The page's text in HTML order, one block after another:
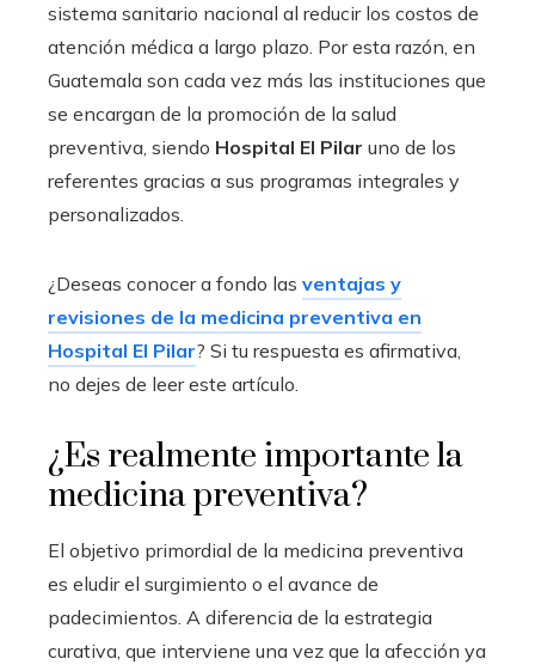
sistema sanitario nacional al reducir los costos de
atención médica a largo plazo. Por esta razón, en
Guatemala son cada vez más las instituciones que
se encargan de la promoción de la salud
preventiva, siendo Hospital El Pilar uno de los
referentes gracias a sus programas integrales y
personalizados.
¿Deseas conocer a fondo las ventajas y
revisiones de la medicina preventiva en
Hospital El Pilar? Si tu respuesta es afirmativa,
no dejes de leer este artículo.
¿Es realmente importante la
medicina preventiva?
El objetivo primordial de la medicina preventiva
es eludir el surgimiento o el avance de
padecimientos. A diferencia de la estrategia
curativa, que interviene una vez que la afección ya